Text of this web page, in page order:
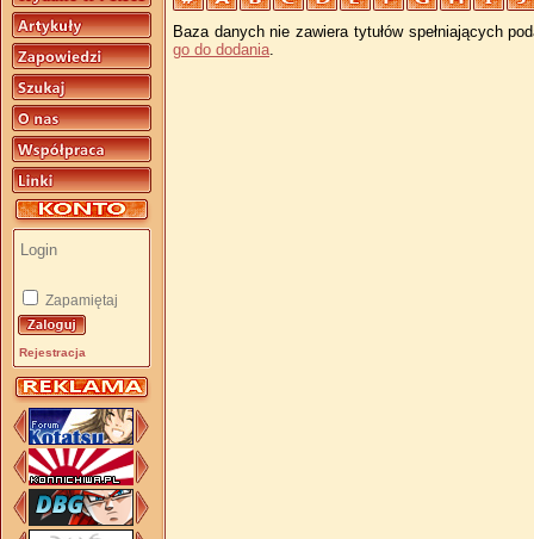
Zapamiętaj
Rejestracja
Baza danych nie zawiera tytułów spełniających
go do dodania.